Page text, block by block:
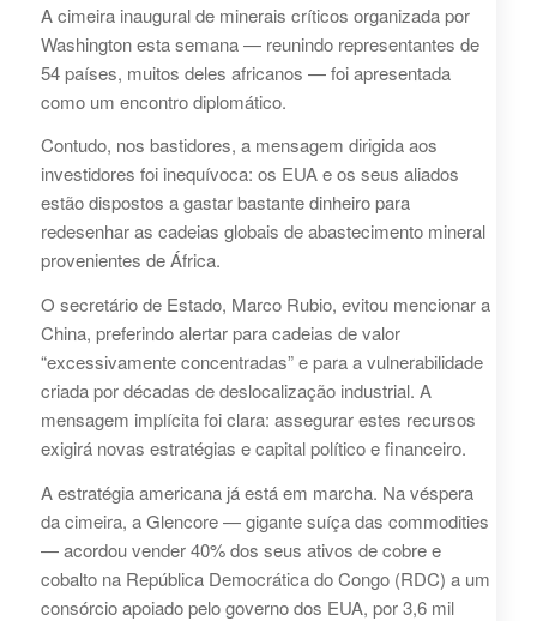
A cimeira inaugural de minerais críticos organizada por
Washington esta semana — reunindo representantes de
54 países, muitos deles africanos — foi apresentada
como um encontro diplomático.
Contudo, nos bastidores, a mensagem dirigida aos
investidores foi inequívoca: os EUA e os seus aliados
estão dispostos a gastar bastante dinheiro para
redesenhar as cadeias globais de abastecimento mineral
provenientes de África.
O secretário de Estado, Marco Rubio, evitou mencionar a
China, preferindo alertar para cadeias de valor
“excessivamente concentradas” e para a vulnerabilidade
criada por décadas de deslocalização industrial. A
mensagem implícita foi clara: assegurar estes recursos
exigirá novas estratégias e capital político e financeiro.
A estratégia americana já está em marcha. Na véspera
da cimeira, a Glencore — gigante suíça das commodities
— acordou vender 40% dos seus ativos de cobre e
cobalto na República Democrática do Congo (RDC) a um
consórcio apoiado pelo governo dos EUA, por 3,6 mil